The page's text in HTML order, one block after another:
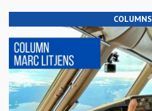
COLUMNS